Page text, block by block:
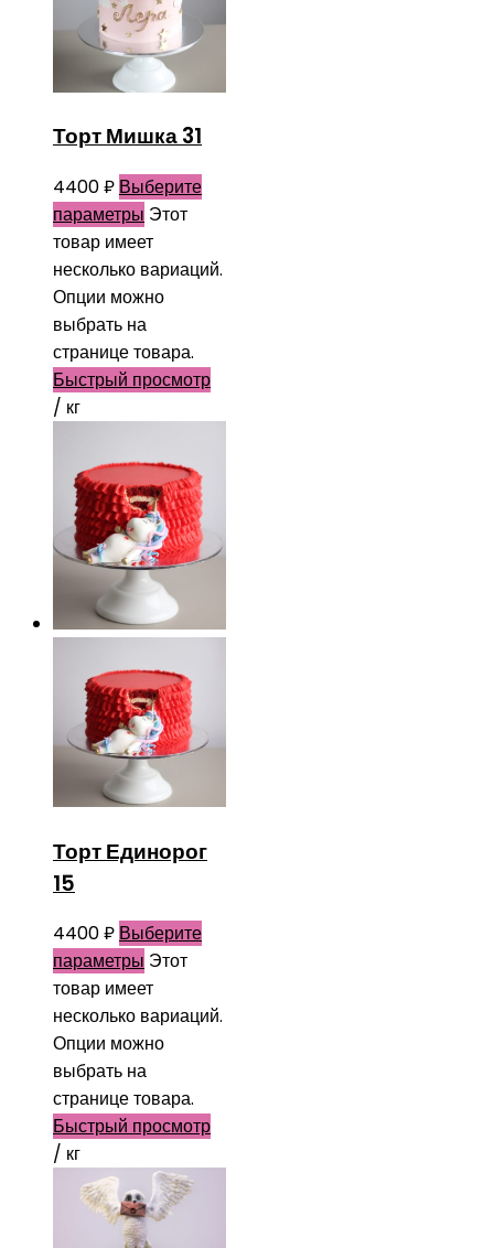
Торт Мишка 31
4400₽ Выберите
параметры Этот
товар имеет
несколько вариаций.
Опции можно
выбрать на
странице товара.
Быстрый просмотр
/ кг
Торт Единорог
15
4400₽ Выберите
параметры Этот
товар имеет
несколько вариаций.
Опции можно
выбрать на
странице товара.
Быстрый просмотр
/ кг